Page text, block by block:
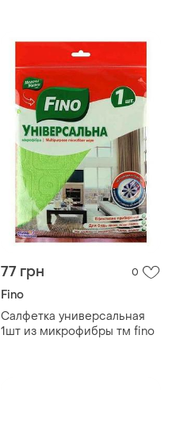
77 грн 0
Fino
Салфетка универсальная
1шт из микрофибры тм fino